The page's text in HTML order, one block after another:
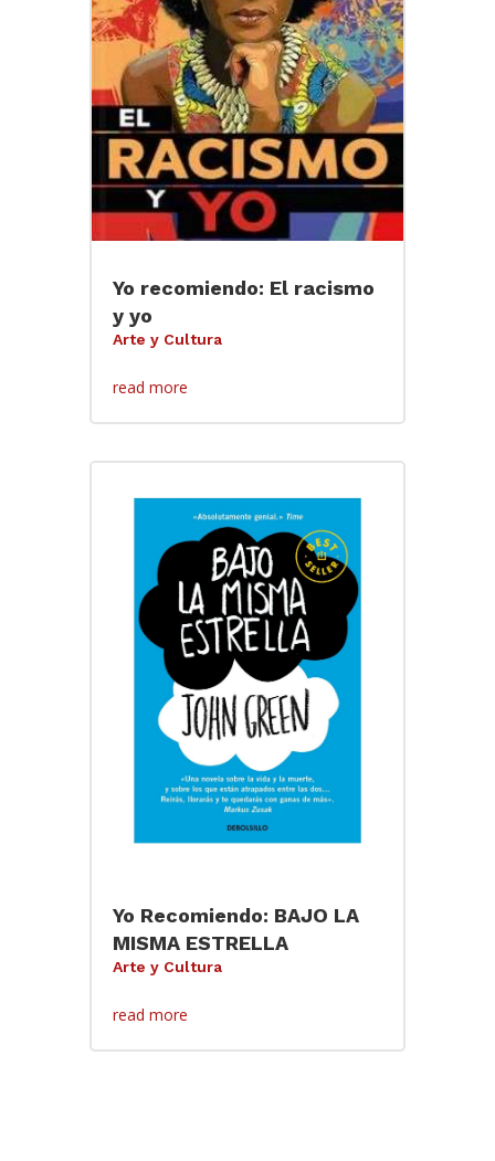
Yo recomiendo: El racismo
y yo
Arte y Cultura
read more
Yo Recomiendo: BAJO LA
MISMA ESTRELLA
Arte y Cultura
read more